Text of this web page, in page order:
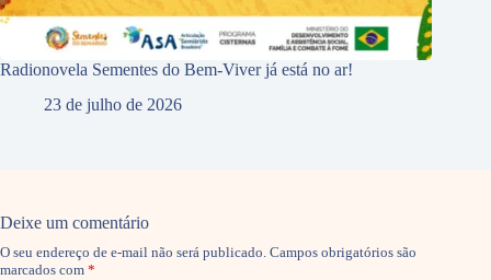
Radionovela Sementes do Bem-Viver já está no ar!
23 de julho de 2026
Deixe um comentário
O seu endereço de e-mail não será publicado. Campos obrigatórios são
marcados com *